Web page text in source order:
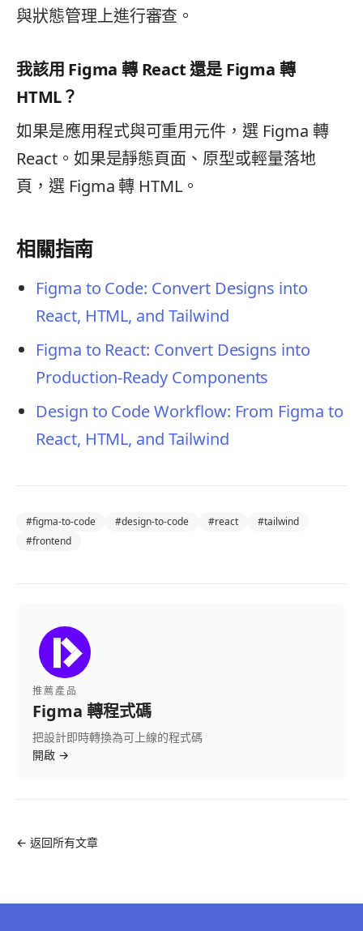
與狀態管理上進行審查。
我該用 Figma 轉 React 還是 Figma 轉
HTML？
如果是應用程式與可重用元件，選 Figma 轉
React。如果是靜態頁面、原型或輕量落地
頁，選 Figma 轉 HTML。
相關指南
Figma to Code: Convert Designs into
React, HTML, and Tailwind
Figma to React: Convert Designs into
Production-Ready Components
Design to Code Workflow: From Figma to
React, HTML, and Tailwind
#figma-to-code #design-to-code #react #tailwind
#frontend
推薦產品
Figma 轉程式碼
把設計即時轉換為可上線的程式碼
開啟 →
← 返回所有文章